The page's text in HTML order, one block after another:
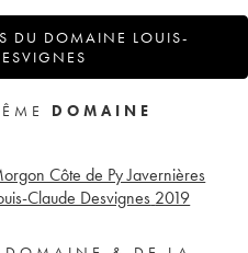
DU DOMAINE LOUIS-
DOMAINE
Côte de Py Javernières
Claude Desvignes 2019